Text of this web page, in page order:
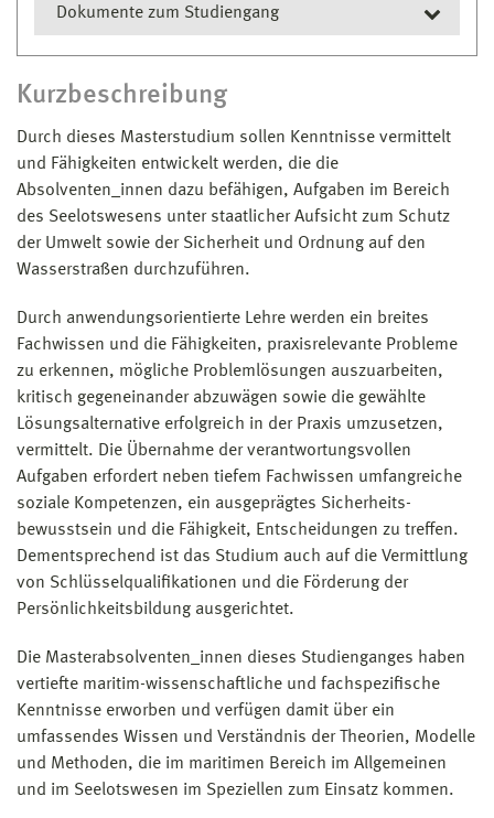
erster berufsqualifizierender Studienabschluss
Fachrichtung Nautik mit mindestens 240 ECTS-
1. eingültiges Befähigungszeugnis Nautischer
WachoffizierNWO nach §29 Absatz 1 Satz 1
Nummer 1 der Seeleute-Befähigungsverordnung
ohne Einschränkungen nach §9 der Seeleute-
Befähigungsverordnungoder
2. ein mit dem Befähigungszeugnis nach Nummer 1
alsgleichwertig anerkanntes Befähigungszeugnis
für den nautischen Schiffsdienst eines anderen
Mitgliedstaates der Europäischen Union oder
Vertragsstaates des Abkommens über den
Europäischen Wirtschaftsraum
Kann die Anzahl von 240 ECTS-Punkten nicht
nachgewiesen werden, können maximal 30 ECTS-
Punkte individuell an der Hochschule Wismar auf
Antrag anerkannt werden.
Masterstudium Maritime Pilotage eineschriftliche
Bestätigung über die Zulassung zur
Seelotsenanwärterin oder zum Seelotsenanwärter
von Seiten der Generaldirektion Wasserstraßen und
Schifffahrt (GDWS) bei einer in der
Praxiszeitordnung §1 (4) genannten
Dokumente zum Studiengang
Kurzbeschreibung
Durch dieses Masterstudium sollen Kenntnisse vermittelt
und Fähigkeiten ent­wickelt werden, die die
Absolventen_innen dazu befähigen, Aufgaben im Bereich
des Seelotswesens unter staatlicher Aufsicht zum Schutz
der Umwelt sowie der Sicher­heit und Ordnung auf den
Wasserstraßen durchzuführen.
Durch anwendungsorientierte Lehre werden ein breites
Fachwissen und die Fähig­keiten, praxisrelevante Probleme
zu erkennen, mögliche Pro­blem­lösungen auszu­arbeiten,
kritisch gegeneinander abzuwägen sowie die gewählte
Lösungs­alter­na­tive erfolgreich in der Praxis umzusetzen,
vermittelt. Die Übernahme der verant­wortungsvollen
Aufgaben erfordert neben tiefem Fach­wissen umfangreiche
soziale Kompetenzen, ein ausgeprägtes Sicher­heits­
bewusstsein und die Fähigkeit, Ent­schei­dungen zu treffen.
Dementsprechend ist das Studium auch auf die Ver­mitt­lung
von Schlüsselqualifikationen und die Förderung der
Persönlichkeitsbildung ausgerichtet.
Die Masterabsolventen_innen dieses Studienganges haben
vertiefte maritim-wissen­schaft­liche und fachspezifische
Kenntnisse erworben und verfügen damit über ein
umfassendes Wissen und Verständnis der Theorien, Modelle
und Methoden, die im maritimen Bereich im Allgemeinen
und im Seelotswesen im Speziellen zum Einsatz kommen.